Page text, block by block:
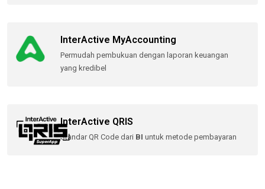
InterActive MyAccounting
Permudah pembukuan dengan laporan keuangan
yang kredibel
InterActive QRIS
Standar QR Code dari BI untuk metode pembayaran